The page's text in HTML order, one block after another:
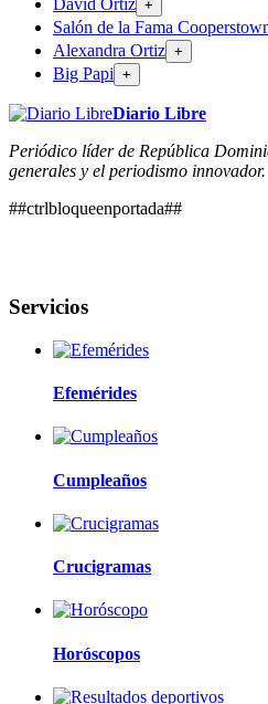
David Ortiz +
Salón de la Fama
Alexandra Ortiz +
Big Papi +
Diario Libre
Periódico líder de República
generales y el periodismo innovador.
##ctrlbloqueenportada##
Servicios
Efemérides
Cumpleaños
Crucigramas
Horóscopos